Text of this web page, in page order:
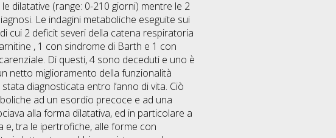
dilatative (range: 0-210 giorni) mentre le 2
Le indagini metaboliche eseguite sui
cui 2 deficit severi della catena respiratoria
, 1 con sindrome di Barth e 1 con
Di questi, 4 sono deceduti e uno è
netto miglioramento della funzionalità
diagnosticata entro l’anno di vita. Ciò
ad un esordio precoce e ad una
alla forma dilatativa, ed in particolare a
tra le ipertrofiche, alle forme con